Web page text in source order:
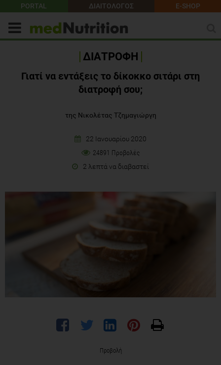
PORTAL ΔΙΑΙΤΟΛΟΓΟΣ E-SHOP
ΔΙΑΤΡΟΦΗ
Γιατί να εντάξεις το δίκοκκο σιτάρι στη
διατροφή σου;
της Νικολέτας Τζημαγιώργη
22 Ιανουαρίου 2020
24891 Προβολές
2 λεπτά να διαβαστεί
Προβολή